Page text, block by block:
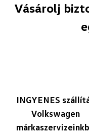
Vásárolj
INGYENES
Volkswagen